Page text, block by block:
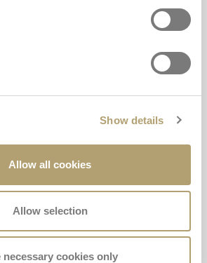
Show details
Allow all cookies
Allow selection
necessary cookies only
Ηλιακή ομπρέλα
(un peu en « fleur »), un peu difficile à
aimé que les ombrelles existent en
c’est le cas pour les poussettes